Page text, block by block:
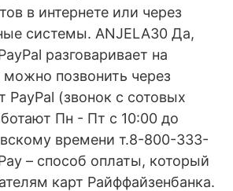
в интернете или через
системы. ANJELA30 Да,
разговаривает на
позвонить через
PayPal (звонок с сотовых
Пн - Пт с 10:00 до
времени т.8-800-333-
– способ оплаты, который
карт Райффайзенбанка.